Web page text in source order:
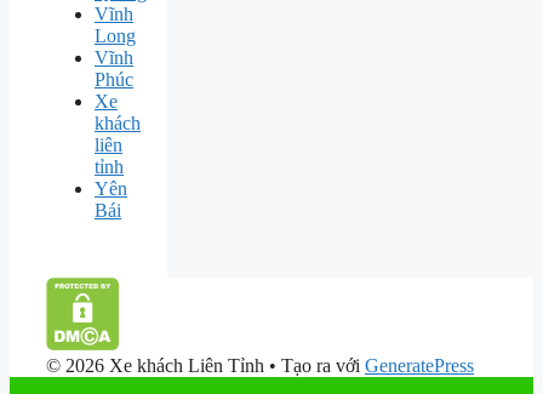
Vĩnh
Long
Vĩnh
Phúc
Xe
khách
liên
tỉnh
Yên
Bái
© 2026 Xe khách Liên Tỉnh • Tạo ra với GeneratePress